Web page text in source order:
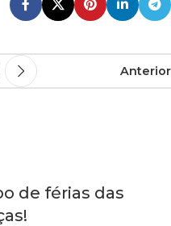
Anterior
de férias das